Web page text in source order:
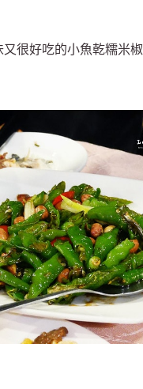
又很好吃的小魚乾糯米椒